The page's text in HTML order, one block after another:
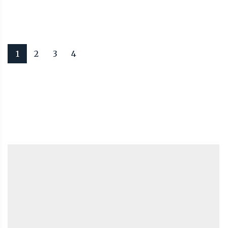
1 2 3 4